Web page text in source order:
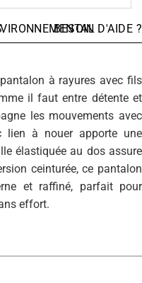
BESOIN D'AIDE ?
à rayures avec fils
il faut entre détente et
les mouvements avec
lien à nouer apporte une
élastiquée au dos assure
ceinturée, ce pantalon
et raffiné, parfait pour
effort.